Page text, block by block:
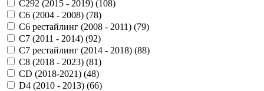
C292 (2015 - 2019) (108)
C6 (2004 - 2008) (78)
C6 рестайлинг (2008 - 2011) (79)
C7 (2011 - 2014) (92)
C7 рестайлинг (2014 - 2018) (88)
C8 (2018 - 2023) (81)
CD (2018-2021) (48)
D4 (2010 - 2013) (66)